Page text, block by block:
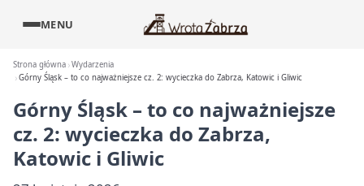
MENU
Strona główna Wydarzenia
Górny Śląsk – to co najważniejsze cz. 2: wycieczka do Zabrza, Katowic i Gliwic
Górny Śląsk – to co najważniejsze
cz. 2: wycieczka do Zabrza,
Katowic i Gliwic